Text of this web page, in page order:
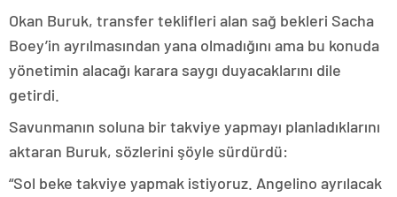
Okan Buruk, transfer teklifleri alan sağ bekleri Sacha
Boey’in ayrılmasından yana olmadığını ama bu konuda
yönetimin alacağı karara saygı duyacaklarını dile
getirdi.
Savunmanın soluna bir takviye yapmayı planladıklarını
aktaran Buruk, sözlerini şöyle sürdürdü:
“Sol beke takviye yapmak istiyoruz. Angelino ayrılacak